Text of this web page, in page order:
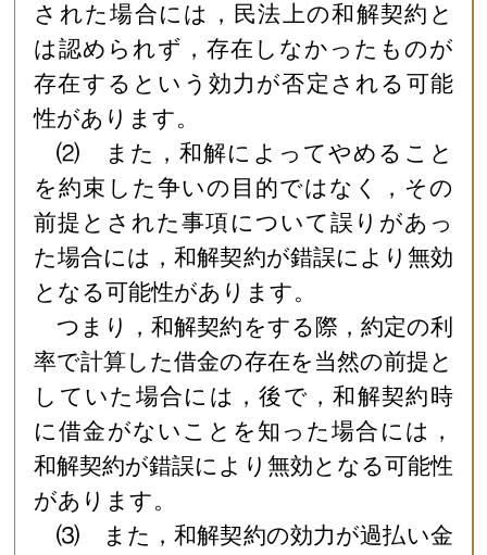
された場合には，民法上の和解契約と
は認められず，存在しなかったものが
存在するという効力が否定される可能
性があります。
⑵ また，和解によってやめること
を約束した争いの目的ではなく，その
前提とされた事項について誤りがあっ
た場合には，和解契約が錯誤により無効
となる可能性があります。
つまり，和解契約をする際，約定の利
率で計算した借金の存在を当然の前提と
していた場合には，後で，和解契約時
に借金がないことを知った場合には，
和解契約が錯誤により無効となる可能性
があります。
⑶ また，和解契約の効力が過払い金